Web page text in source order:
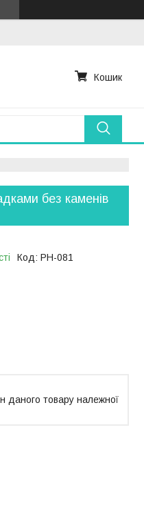
Кошик
без каменів
Код: РН-081
даного товару належної